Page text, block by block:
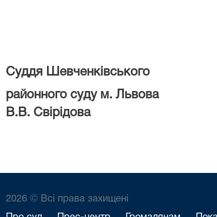
Суддя Шевченківського
районного
В.В. Свірідова
2026 © Всі права захищені